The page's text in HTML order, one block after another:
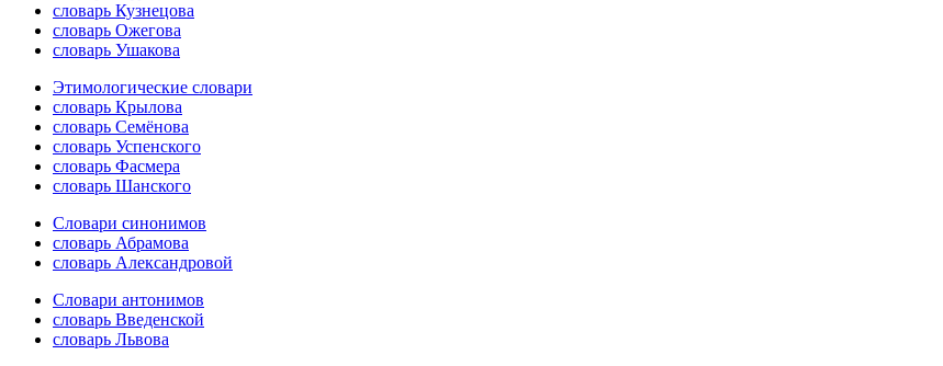
словарь Кузнецова
словарь Ожегова
словарь Ушакова
Этимологические словари
словарь Крылова
словарь Семёнова
словарь Успенского
словарь Фасмера
словарь Шанского
Словари синонимов
словарь Абрамова
словарь Александровой
Словари антонимов
словарь Введенской
словарь Львова